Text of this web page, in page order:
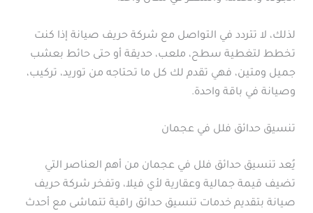
لذلك، لا تتردد في التواصل مع شركة حريف صيانة إذا كنت
تخطط لتغطية سطح، ملعب، حديقة أو حتى حائط بعشب
جميل ومتين، فهي تقدم لك كل ما تحتاجه من توريد، تركيب،
وصيانة في باقة واحدة.
تنسيق حدائق فلل في عجمان
يُعد تنسيق حدائق فلل في عجمان من أهم العناصر التي
تضيف قيمة جمالية وعقارية لأي فيلا، وتفخر شركة حريف
صيانة بتقديم خدمات تنسيق حدائق راقية تتماشى مع أحدث